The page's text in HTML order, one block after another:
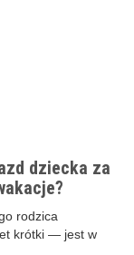
dziecka za
rodzica
krótki — jest w